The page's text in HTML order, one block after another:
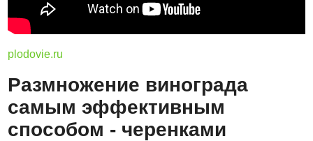
plodovie.ru
Размножение винограда
самым эффективным
способом - черенками